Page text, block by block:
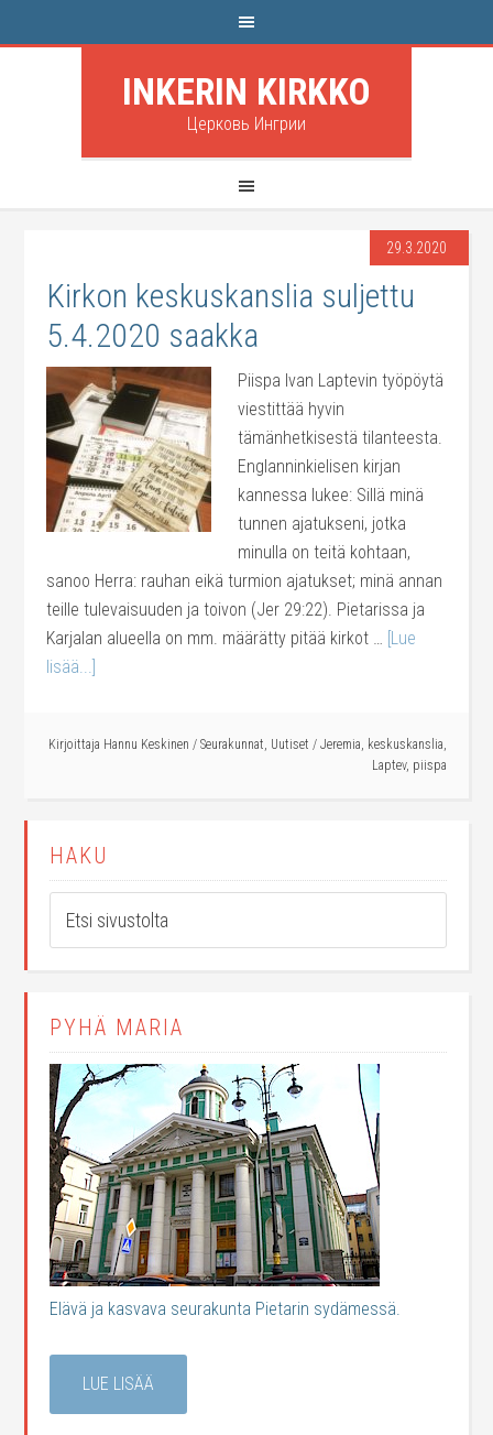
INKERIN KIRKKO
Церковь Ингрии
29.3.2020
Kirkon keskuskanslia suljettu
5.4.2020 saakka
Piispa Ivan Laptevin työpöytä
viestittää hyvin
tämänhetkisestä tilanteesta.
Englanninkielisen kirjan
kannessa lukee: Sillä minä
tunnen ajatukseni, jotka
minulla on teitä kohtaan,
sanoo Herra: rauhan eikä turmion ajatukset; minä annan
teille tulevaisuuden ja toivon (Jer 29:22). Pietarissa ja
Karjalan alueella on mm. määrätty pitää kirkot … [Lue
lisää...]
Kirjoittaja Hannu Keskinen / Seurakunnat, Uutiset / Jeremia, keskuskanslia,
Laptev, piispa
HAKU
PYHÄ MARIA
Elävä ja kasvava seurakunta Pietarin sydämessä.
LUE LISÄÄ